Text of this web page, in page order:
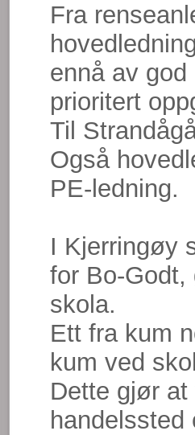
Fra
ennå av
prioritert
Til
Også
PE-ledning.
I Kjerringøy
for Bo-Godt,
skola.
Ett fra kum
kum ved
Dette gjør